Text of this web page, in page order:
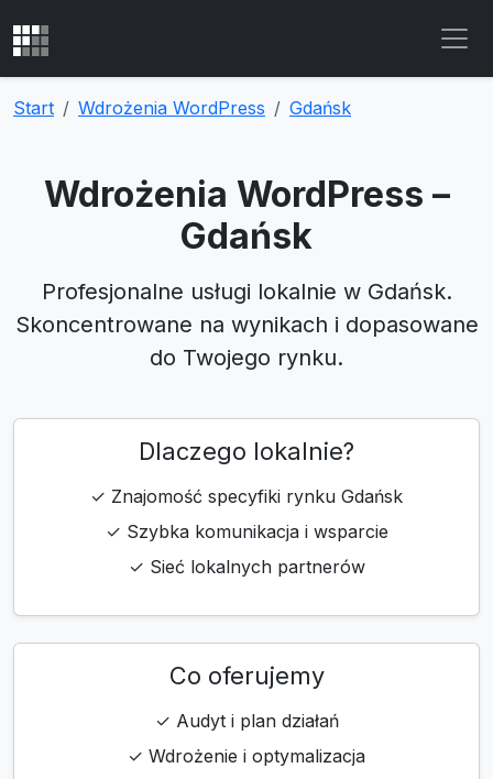
Start Wdrożenia WordPress Gdańsk
Wdrożenia WordPress –
Gdańsk
Profesjonalne usługi lokalnie w Gdańsk.
Skoncentrowane na wynikach i dopasowane
do Twojego rynku.
Dlaczego lokalnie?
✓ Znajomość specyfiki rynku Gdańsk
✓ Szybka komunikacja i wsparcie
✓ Sieć lokalnych partnerów
Co oferujemy
✓ Audyt i plan działań
✓ Wdrożenie i optymalizacja